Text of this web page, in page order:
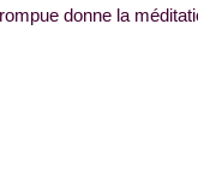
donne la